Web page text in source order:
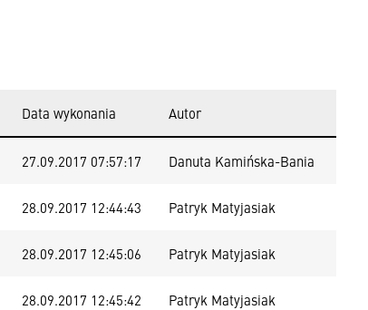
Data wykonania Autor
27.09.2017 07:57:17 Danuta Kamińska-Bania
28.09.2017 12:44:43 Patryk Matyjasiak
28.09.2017 12:45:06 Patryk Matyjasiak
28.09.2017 12:45:42 Patryk Matyjasiak